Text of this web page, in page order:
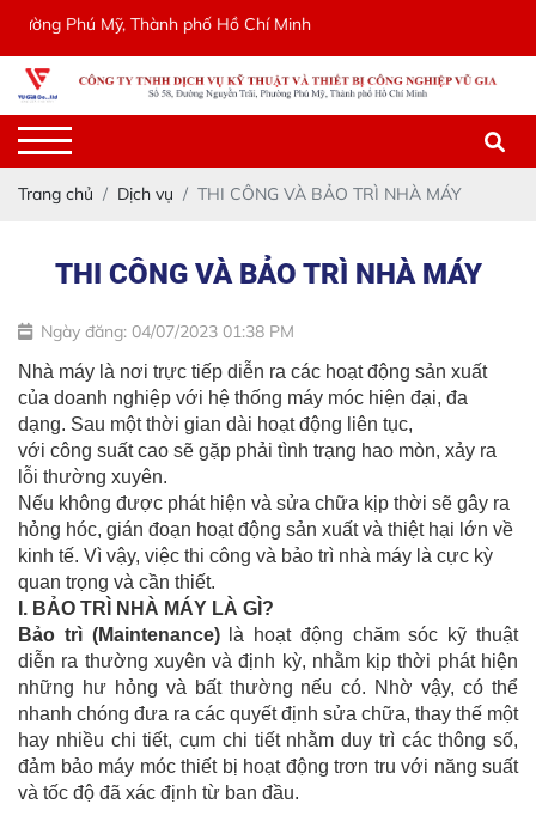
Phú Mỹ, Thành phố Hồ Chí Minh
Trang chủ Dịch vụ THI CÔNG VÀ BẢO TRÌ NHÀ MÁY
THI CÔNG VÀ BẢO TRÌ NHÀ MÁY
Ngày đăng: 04/07/2023 01:38 PM
Nhà máy là nơi trực tiếp diễn ra các hoạt động sản xuất
của doanh nghiệp với hệ thống máy móc hiện đại, đa
dạng. Sau một thời gian dài hoạt động liên tục,
với công suất cao sẽ gặp phải tình trạng hao mòn, xảy ra
lỗi thường xuyên.
Nếu không được phát hiện và sửa chữa kịp thời sẽ gây ra
hỏng hóc, gián đoạn hoạt động sản xuất và thiệt hại lớn về
kinh tế. Vì vậy, việc thi công và bảo trì nhà máy là cực kỳ
quan trọng và cần thiết.
I. BẢO TRÌ NHÀ MÁY LÀ GÌ?
Bảo trì (Maintenance)là hoạt động chăm sóc kỹ thuật
diễn ra thường xuyên và định kỳ, nhằm kịp thời phát hiện
những hư hỏng và bất thường nếu có. Nhờ vậy, có thể
nhanh chóng đưa ra các quyết định sửa chữa, thay thế một
hay nhiều chi tiết, cụm chi tiết nhằm duy trì các thông số,
đảm bảo máy móc thiết bị hoạt động trơn tru với năng suất
và tốc độ đã xác định từ ban đầu.